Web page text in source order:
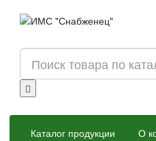
Каталог продукции
О